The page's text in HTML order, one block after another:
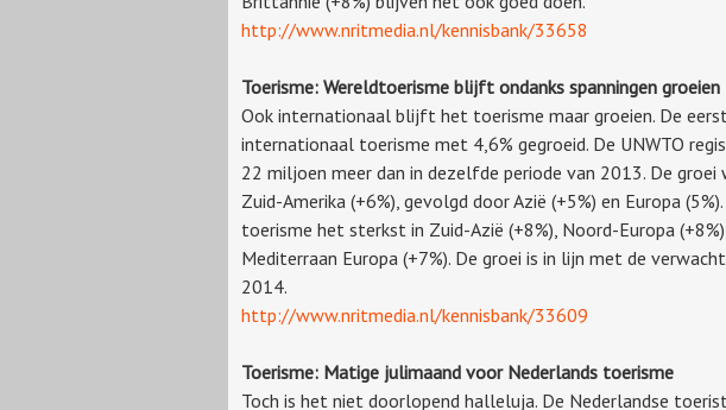
http://www.nritmedia.nl/kennisbank/33658
Toerisme: Wereldtoerisme blijft ondanks spanningen groeien
Ook internationaal blijft het toerisme maar groeien. De
internationaal toerisme met 4,6% gegroeid. De UNWTO
22 miljoen meer dan in dezelfde periode van 2013. De
Zuid-Amerika (+6%), gevolgd door Azië (+5%) en Europa
toerisme het sterkst in Zuid-Azië (+8%), Noord-Europa
Mediterraan Europa (+7%). De groei is in lijn met de
2014.
http://www.nritmedia.nl/kennisbank/33609
Toerisme: Matige julimaand voor Nederlands toerisme
Toch is het niet doorlopend halleluja. De Nederlandse